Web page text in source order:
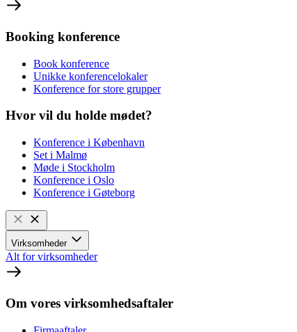
Booking konference
Book konference
Unikke konferencelokaler
Konference for store grupper
Hvor vil du holde mødet?
Konference i København
Set i Malmø
Møde i Stockholm
Konference i Oslo
Konference i Gøteborg
Virksomheder
Alt for virksomheder
Om vores virksomhedsaftaler